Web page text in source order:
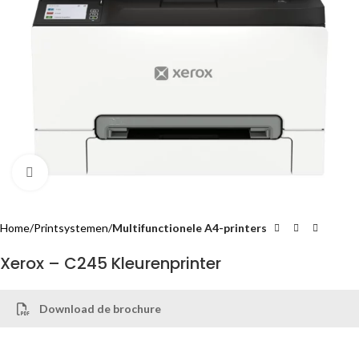
Klik om te vergroten
Home Printsystemen Multifunctionele A4-printers
Xerox – C245 Kleurenprinter
Download de brochure